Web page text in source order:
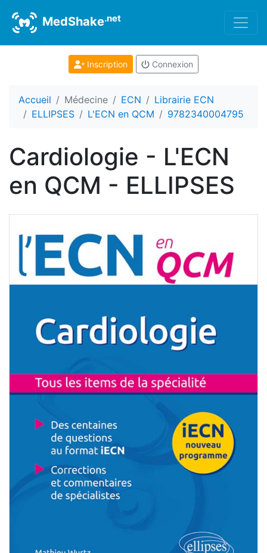
MedShake.net
Inscription Connexion
Accueil Médecine ECN
Librairie ECN
ELLIPSES
L'ECN en QCM 9782340004795
Cardiologie - L'ECN
en QCM - ELLIPSES